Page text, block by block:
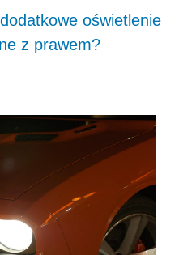
oświetlenie
z prawem?